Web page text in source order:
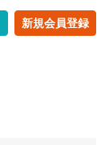
新規会員登録